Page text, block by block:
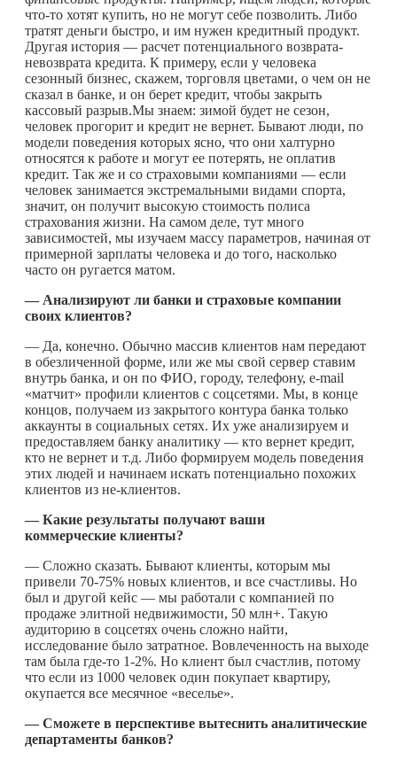
что-то хотят купить, но не могут себе позволить. Либо
тратят деньги быстро, и им нужен кредитный продукт.
Другая история — расчет потенциального возврата-
невозврата кредита. К примеру, если у человека
сезонный бизнес, скажем, торговля цветами, о чем он не
сказал в банке, и он берет кредит, чтобы закрыть
кассовый разрыв.Мы знаем: зимой будет не сезон,
человек прогорит и кредит не вернет. Бывают люди, по
модели поведения которых ясно, что они халтурно
относятся к работе и могут ее потерять, не оплатив
кредит. Так же и со страховыми компаниями — если
человек занимается экстремальными видами спорта,
значит, он получит высокую стоимость полиса
страхования жизни. На самом деле, тут много
зависимостей, мы изучаем массу параметров, начиная от
примерной зарплаты человека и до того, насколько
часто он ругается матом.
— Анализируют ли банки и страховые компании
своих клиентов?
— Да, конечно. Обычно массив клиентов нам передают
в обезличенной форме, или же мы свой сервер ставим
внутрь банка, и он по ФИО, городу, телефону, e-mail
«матчит» профили клиентов с соцсетями. Мы, в конце
концов, получаем из закрытого контура банка только
аккаунты в социальных сетях. Их уже анализируем и
предоставляем банку аналитику — кто вернет кредит,
кто не вернет и т.д. Либо формируем модель поведения
этих людей и начинаем искать потенциально похожих
клиентов из не-клиентов.
— Какие результаты получают ваши
коммерческие клиенты?
— Сложно сказать. Бывают клиенты, которым мы
привели 70-75% новых клиентов, и все счастливы. Но
был и другой кейс — мы работали с компанией по
продаже элитной недвижимости, 50 млн+. Такую
аудиторию в соцсетях очень сложно найти,
исследование было затратное. Вовлеченность на выходе
там была где-то 1-2%. Но клиент был счастлив, потому
что если из 1000 человек один покупает квартиру,
окупается все месячное «веселье».
— Сможете в перспективе вытеснить аналитические
департаменты банков?